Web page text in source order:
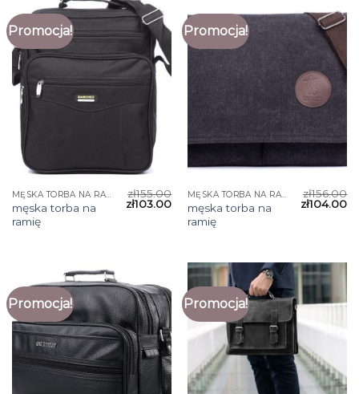
Promocja!
męska torba na
ramię
zł155.00
zł103.00
Promocja!
męska torba na
ramię
zł156.00
zł104.00
Promocja! Promocja!